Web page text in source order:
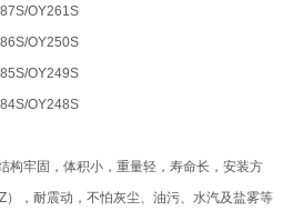
OY261S
OY250S
OY249S
OY248S
构牢固，体积小，重量轻，寿命长，安装方
，耐震动，不怕灰尘、油污、水汽及盐雾等